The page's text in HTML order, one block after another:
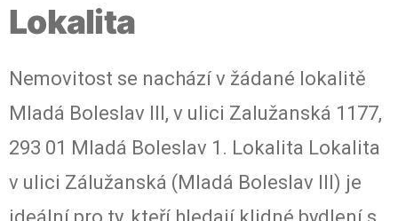
Lokalita
Nemovitost se nachází v žádané lokalitě
Mladá Boleslav III, v ulici Zalužanská 1177,
293 01 Mladá Boleslav 1. Lokalita Lokalita
v ulici Zálužanská (Mladá Boleslav III) je